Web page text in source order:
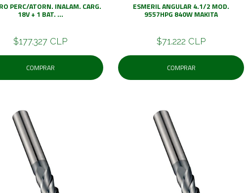
PERC/ATORN. INALAM. CARG.
18V + 1 BAT. ...
$177.327 CLP
COMPRAR
ESMERIL ANGULAR 4.1/2 MOD.
9557HPG 840W MAKITA
$71.222 CLP
COMPRAR